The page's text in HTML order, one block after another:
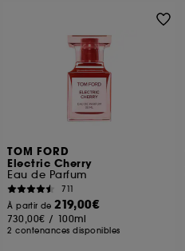
TOM FORD
Electric Cherry
Eau de Parfum
711
À partir de219,00€
730,00€ / 100ml
2 contenances disponibles